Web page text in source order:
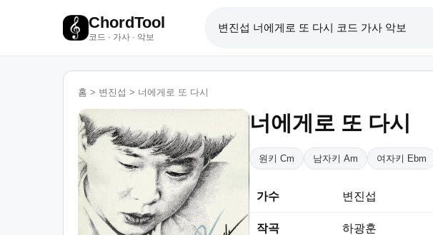
ChordTool
코드 · 가사 · 악보
홈 > 변진섭 > 너에게로 또 다시
너에게로 또 다시
원키 Cm 남자키 Am 여자키 Ebm
가수 변진섭
작곡 하광훈